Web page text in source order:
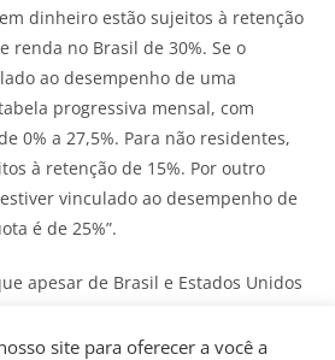
dinheiro estão sujeitos à retenção
renda no Brasil de 30%. Se o
ao desempenho de uma
progressiva mensal, com
0% a 27,5%. Para não residentes,
à retenção de 15%. Por outro
vinculado ao desempenho de
é de 25%”.
apesar de Brasil e Estados Unidos
a possibilidade de se deduzir do
site para oferecer a você a